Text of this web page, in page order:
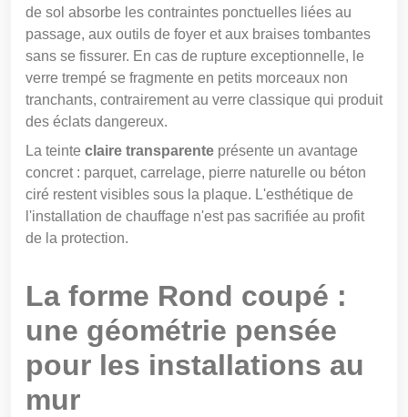
de sol absorbe les contraintes ponctuelles liées au
passage, aux outils de foyer et aux braises tombantes
sans se fissurer. En cas de rupture exceptionnelle, le
verre trempé se fragmente en petits morceaux non
tranchants, contrairement au verre classique qui produit
des éclats dangereux.
La teinte claire transparente présente un avantage
concret : parquet, carrelage, pierre naturelle ou béton
ciré restent visibles sous la plaque. L'esthétique de
l'installation de chauffage n'est pas sacrifiée au profit
de la protection.
La forme Rond coupé :
une géométrie pensée
pour les installations au
mur